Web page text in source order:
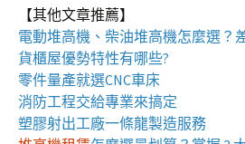
【其他文章推薦】
電動堆高機 、柴油堆高機怎麼選？
貨櫃屋優勢特性有哪些?
零件量產就選CNC車床
消防工程交給專業來搞定
塑膠射出工廠一條龍製造服務